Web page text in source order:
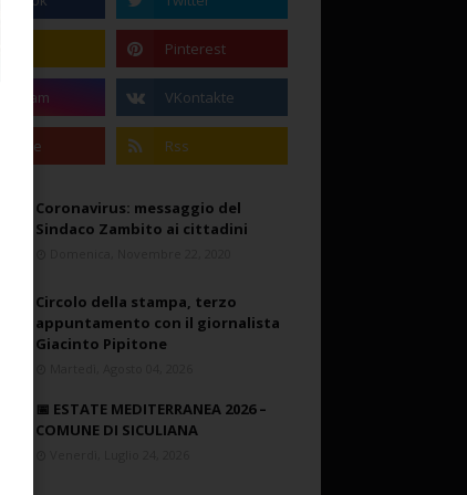
Coronavirus: messaggio del
Sindaco Zambito ai cittadini
Circolo della stampa, terzo
appuntamento con il giornalista
Giacinto Pipitone
📅 ESTATE MEDITERRANEA 2026 –
COMUNE DI SICULIANA